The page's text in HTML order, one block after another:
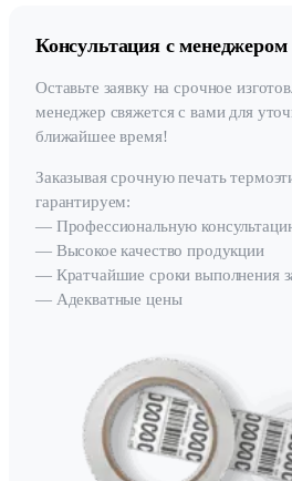
Консультация с менеджером
Оставьте заявку на срочное
менеджер свяжется с вами для
ближайшее время!
Заказывая срочную печать
гарантируем:
— Профессиональную
— Высокое качество продукции
— Кратчайшие сроки выполнения
— Адекватные цены